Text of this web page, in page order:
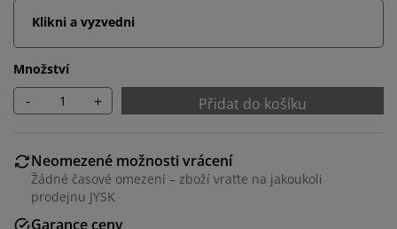
Klikni a vyzvedni
Množství
- + Přidat do košíku
Neomezené možnosti vrácení
Žádné časové omezení – zboží vraťte na jakoukoli
prodejnu JYSK
Garance ceny